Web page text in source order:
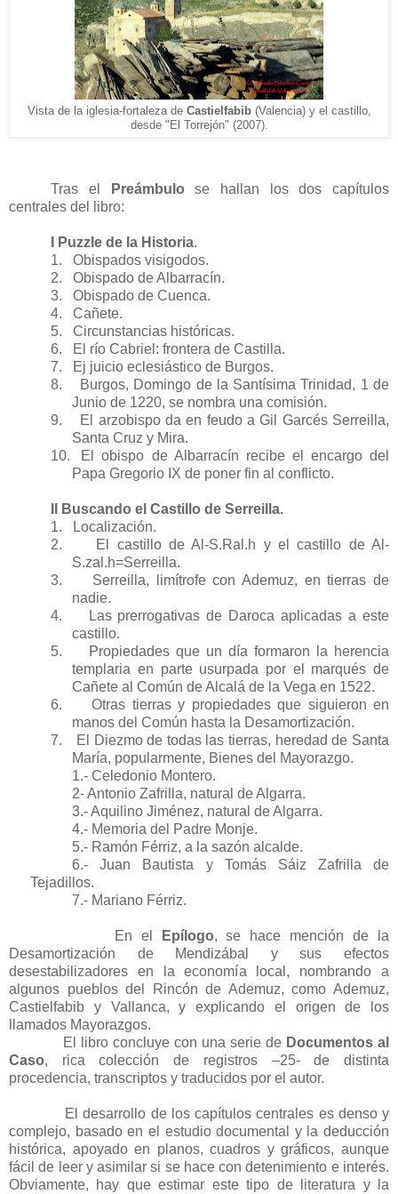
Vista de l a iglesia-fortaleza de Castielfabib (Valencia) y el castillo,
desde "El Torrejón" (2007).
Tras el Preámbulose hallan los dos capítulos
centrales del libro:
I Puzzle de la Historia.
1.
Obispados visigodos.
2.
Obispado de Albarracín.
3.
Obispado de Cuenca.
4.
Cañete.
5.
Circunstancias históricas.
6.
El río Cabriel: frontera de Castilla.
7.
Ej juicio eclesiástico de Burgos.
8.
Burgos, Domingo de la Santísima Trinidad, 1 de
Junio de 1220, se nombra una comisión.
9.
El arzobispo da en feudo a Gil Garcés Serreilla,
Santa Cruz y Mira.
10.
El obispo de Albarracín recibe el encargo del
Papa Gregorio IX de poner fin al conflicto.
II Buscando el Castillo de Serreilla.
1.
Localización.
2.
El castillo de Al-S.Ral.h y el castillo de Al-
S.zal.h=Serreilla.
3.
Serreilla, limítrofe con Ademuz, en tierras de
nadie.
4.
Las prerrogativas de Daroca aplicadas a este
castillo.
5.
Propiedades que un día formaron la herencia
templaria en parte usurpada por el marqués de
Cañete al Común de Alcalá de la Vega en 1522.
6.
Otras tierras y propiedades que siguieron en
manos del Común hasta la Desamortización.
7.
El Diezmo de todas las tierras, heredad de Santa
María, popularmente, Bienes del Mayorazgo.
1.- Celedonio Montero.
2- Antonio Zafrilla, natural de Algarra.
3.- Aquilino Jiménez, natural de Algarra.
4.- Memoria del Padre Monje.
5.- Ramón Férriz, a la sazón alcalde.
6.- Juan Bautista y Tomás Sáiz Zafrilla de
Tejadillos.
7.- Mariano Férriz.
En el Epílogo, se hace mención de la
Desamortización de Mendizábal y sus efectos
desestabilizadores en la economía local, nombrando a
algunos pueblos del Rincón de Ademuz, como Ademuz,
Castielfabib y Vallanca, y explicando el origen de los
llamados Mayorazgos.
El libro concluye con una serie de Documentos al
Caso, rica colección de registros –25- de distinta
procedencia, transcriptos y traducidos por el autor.
El desarrollo de los capítulos centrales es denso y
complejo, basado en el estudio documental y la deducción
histórica, apoyado en planos, cuadros y gráficos, aunque
fácil de leer y asimilar si se hace con detenimiento e interés.
Obviamente, hay que estimar este tipo de literatura y la